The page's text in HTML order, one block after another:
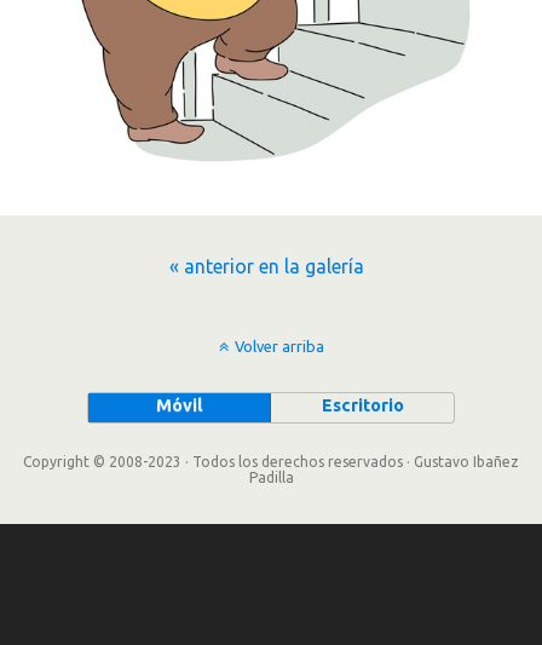
« anterior en la galería
Volver arriba
Móvil Escritorio
Copyright © 2008-2023 · Todos los derechos reservados · Gustavo Ibañez
Padilla